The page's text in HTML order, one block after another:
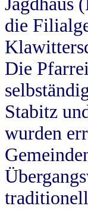
die
Die
Stabitz
wurden